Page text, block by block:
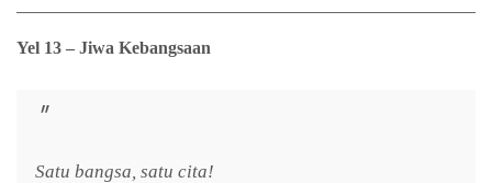
Yel 13 – Jiwa Kebangsaan
Satu bangsa, satu cita!